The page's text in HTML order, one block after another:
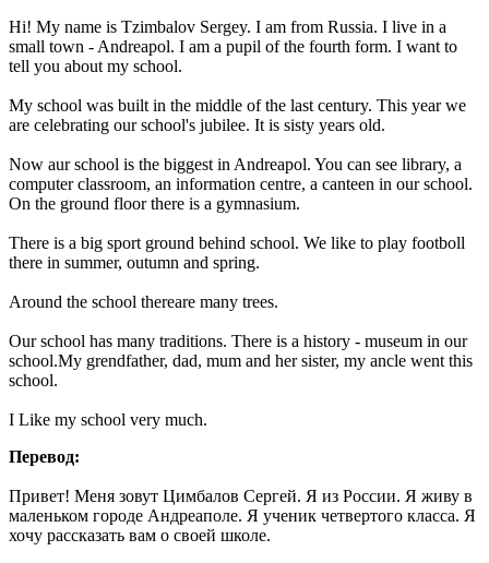
Hi! My name is Tzimbalov Sergey. I am from Russia. I live in a
small town - Andreapol. I am a pupil of the fourth form. I want to
tell you about my school.
My school was built in the middle of the last century. This year we
are celebrating our school's jubilee. It is sisty years old.
Now aur school is the biggest in Andreapol. You can see library, a
computer classroom, an information centre, a canteen in our school.
On the ground floor there is a gymnasium.
There is a big sport ground behind school. We like to play footboll
there in summer, outumn and spring.
Around the school thereare many trees.
Our school has many traditions. There is a history - museum in our
school.My grendfather, dad, mum and her sister, my ancle went this
school.
I Like my school very much.
Перевод:
Привет! Меня зовут Цимбалов Сергей. Я из России. Я живу в
маленьком городе Андреаполе. Я ученик четвертого класса. Я
хочу рассказать вам о своей школе.